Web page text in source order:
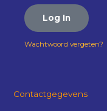
Log In
Wachtwoord vergeten?
Contactgegevens